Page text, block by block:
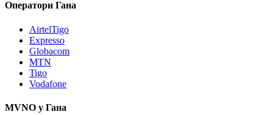
Оператори Гана
AirtelTigo
Expresso
Globacom
MTN
Tigo
Vodafone
MVNO у Гана